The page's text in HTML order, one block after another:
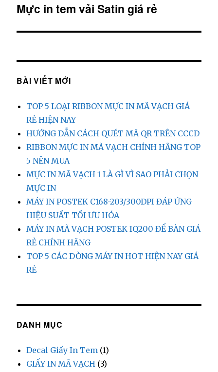
Bài
theo:
Mực in tem vải Satin giá rẻ
BÀI VIẾT MỚI
TOP 5 LOẠI RIBBON MỰC IN MÃ VẠCH GIÁ
RẺ HIỆN NAY
HƯỚNG DẪN CÁCH QUÉT MÃ QR TRÊN CCCD
RIBBON MỰC IN MÃ VẠCH CHÍNH HÃNG TOP
5 NÊN MUA
MỰC IN MÃ VẠCH 1 LÀ GÌ VÌ SAO PHẢI CHỌN
MỰC IN
MÁY IN POSTEK C168-203/300DPI ĐÁP ỨNG
HIỆU SUẤT TỐI ƯU HÓA
MÁY IN MÃ VẠCH POSTEK IQ200 ĐỂ BÀN GIÁ
RẺ CHÍNH HÃNG
TOP 5 CÁC DÒNG MÁY IN HOT HIỆN NAY GIÁ
RẺ
DANH MỤC
Decal Giấy In Tem (1)
GIẤY IN MÃ VẠCH (3)